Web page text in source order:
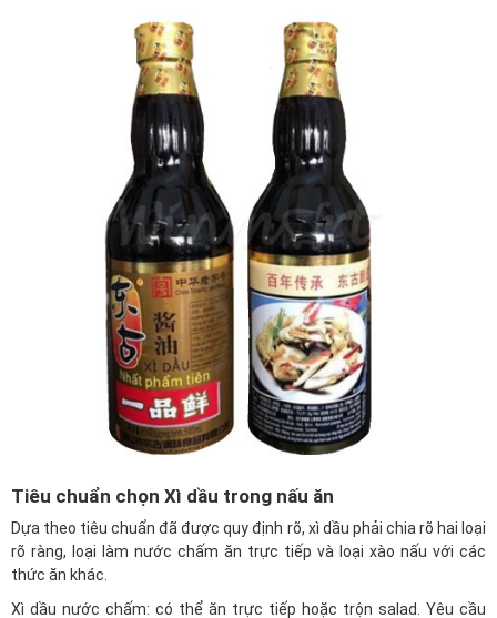
Tiêu chuẩn chọn Xì dầu trong nấu ăn
Dựa theo tiêu chuẩn đã được quy định rõ, xì dầu phải chia rõ hai loại
rõ ràng, loại làm nước chấm ăn trực tiếp và loại xào nấu với các
thức ăn khác.
Xì dầu nước chấm: có thể ăn trực tiếp hoặc trộn salad. Yêu cầu